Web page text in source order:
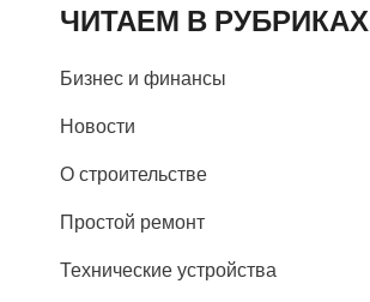
ЧИТАЕМ В РУБРИКАХ
Бизнес и финансы
Новости
О строительстве
Простой ремонт
Технические устройства